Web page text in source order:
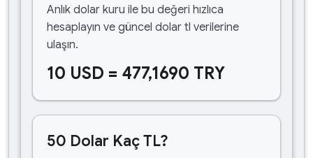
Anlık dolar kuru ile bu değeri hızlıca
hesaplayın ve güncel dolar tl verilerine
ulaşın.
10 USD = 477,1690 TRY
50 Dolar Kaç TL?